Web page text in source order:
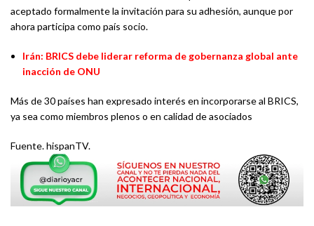
aceptado formalmente la invitación para su adhesión, aunque por
ahora participa como país socio.
Irán: BRICS debe liderar reforma de gobernanza global ante
inacción de ONU
Más de 30 países han expresado interés en incorporarse al BRICS,
ya sea como miembros plenos o en calidad de asociados
Fuente. hispanTV.